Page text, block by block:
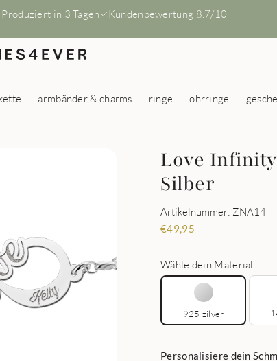
Produziert in 3 Tagen Kundenbewertung 8.7/10
armbänder & charms ringe ohrringe
Love
Silber
Artikelnummer: ZNA14
€49,95
Wähle dein Material:
925 zilver
Personalisiere dein